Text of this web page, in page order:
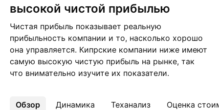
высокой чистой прибылью
Чистая прибыль показывает реальную
прибыльность компании и то, насколько хорошо
она управляется. Кипрские компании ниже имеют
самую высокую чистую прибыль на рынке, так
что внимательно изучите их показатели.
Обзор Динамика Теханализ Оценка
Ещё